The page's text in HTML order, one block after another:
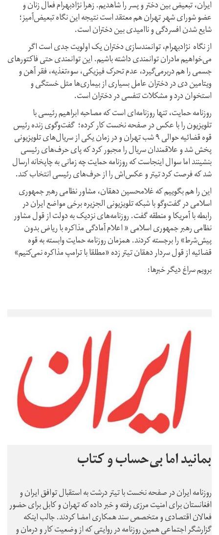
ایران، تبعیض بین دختر و پسر را شاهدیم. زهرا نژاد‌بهرام فعال زنان و
عضو شورای شهر تهران هم معتقد است نتیجه این نگاه تبعیض‌آمیز؛
شایع شدن افسردگی و ناامیدی بین دختران است.
از نگاه نژاد‌بهرام، توانمندسازی دختران یک اولویت جدی است اگر
می‌خواهیم مادران توانمندی داشته باشیم. این توانمندی حتی فاکتورهای
جسمی را هم دربرمی‌گیرد، عدم تحرک فیزیکی، سوءتغذیه، فقر آهن و
ویتامین دی در دختران عامل بسیاری از بیماری‌ها مثل خستگی و
استخوان درد و مشکلات تنفسی در دختران است.
روزنامه حمایت، تنها روزنامه‌ای است که مصاحبه ابراهیم رئیسی با
تلویزیون را با عکس در صفحه نخست کار کرده؛ گفت‌وگوی زنده رئیس
قوه قضائیه حوالی ۹ شب تهران و در زمان یکی از سریال‌های تلویزیونی
پخش شد و علاقمندان سریال را مجبور کرد که پای حرف‌های رئیسی
بنشینند اما سوال اینجاست که روزنامه حمایت چه زمانی به چاپخانه ارسال
شد که فرصت کرد تیتر و عکس‌اش را از حرف‌های رئیسی انتخاب کند.
این را هم بگوییم که غلامحسین دهقان، مشاور نظامی رهبر جمهوری
اسلامی در گفت‌وگو با شبکه تلویزیونی الجزیره برخی مواضع ایران در
رابطه با آمریکا و منطقه گفت. روزنامه‌های نزدیک به دولت از قول مشاور
نظامی رهبر جمهوری اسلامی « اعلام آمادگی مذاکره با ریاض بدون
پیش‌شرط» را برجسته کردند. همزمان روزنامه حمایت وابسته به قوه
قضائیه از قول سردار دهقان تیتر زده «مطلقا با ترامپ مذاکره نمی‌کنیم»
برویم سراغ دیگر خبرها:
بمانید اما بی‌حساب و کتاب
روزنامه ایران در صفحه نخست با تیتر درشت به استقبال توافق ایران و
افغانستان برای امنیت مرزی رفته و خبر داده که تهران و کابل برای حضور
فعالان اقتصادی و متخصص سند همکاری امضا کردند. جالب اینکه
گزارشگر اجتماعی همین روزنامه در روایتی که از وضعیت کار و درمان و